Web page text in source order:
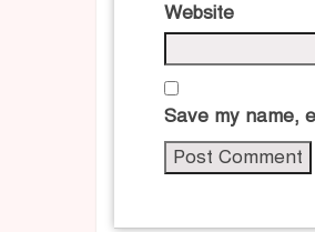
Website
Save my name,